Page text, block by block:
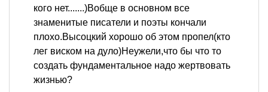
кого нет.......)Вобще в основном все
знаменитые писатели и поэты кончали
плохо.Высоцкий хорошо об этом пропел(кто
лег виском на дуло)Неужели,что бы что то
создать фундаментальное надо жертвовать
жизнью?